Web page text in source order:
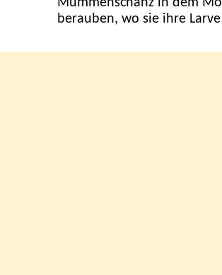
Mummenschanz in dem
berauben, wo sie ihre